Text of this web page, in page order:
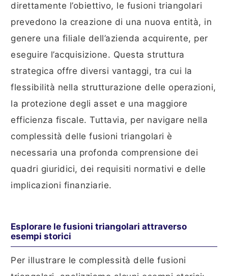
direttamente l’obiettivo, le fusioni triangolari
prevedono la creazione di una nuova entità, in
genere una filiale dell’azienda acquirente, per
eseguire l’acquisizione. Questa struttura
strategica offre diversi vantaggi, tra cui la
flessibilità nella strutturazione delle operazioni,
la protezione degli asset e una maggiore
efficienza fiscale. Tuttavia, per navigare nella
complessità delle fusioni triangolari è
necessaria una profonda comprensione dei
quadri giuridici, dei requisiti normativi e delle
implicazioni finanziarie.
Esplorare le fusioni triangolari attraverso
esempi storici
Per illustrare le complessità delle fusioni